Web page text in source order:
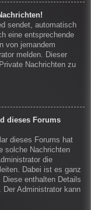
sendet, automatisch
eine entsprechende
von jemandem
melden. Dieser
Nachrichten zu
dieses Forums
dieses Forums hat
solche Nachrichten
die
Dabei ist es ganz
enthalten Details
Administrator kann